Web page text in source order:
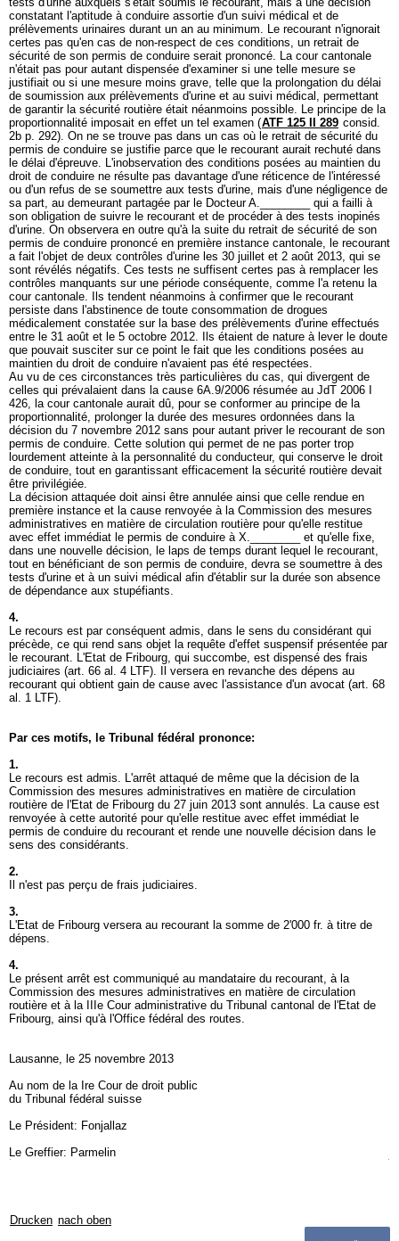
constatant l'aptitude à conduire assortie d'un suivi médical et de
prélèvements urinaires durant un an au minimum. Le recourant n'ignorait
certes pas qu'en cas de non-respect de ces conditions, un retrait de
sécurité de son permis de conduire serait prononcé. La cour cantonale
n'était pas pour autant dispensée d'examiner si une telle mesure se
justifiait ou si une mesure moins grave, telle que la prolongation du délai
de soumission aux prélèvements d'urine et au suivi médical, permettant
de garantir la sécurité routière était néanmoins possible. Le principe de la
proportionnalité imposait en effet un tel examen (ATF 125 II 289 consid.
2b p. 292). On ne se trouve pas dans un cas où le retrait de sécurité du
permis de conduire se justifie parce que le recourant aurait rechuté dans
le délai d'épreuve. L'inobservation des conditions posées au maintien du
droit de conduire ne résulte pas davantage d'une réticence de l'intéressé
ou d'un refus de se soumettre aux tests d'urine, mais d'une négligence de
sa part, au demeurant partagée par le Docteur A.________ qui a failli à
son obligation de suivre le recourant et de procéder à des tests inopinés
d'urine. On observera en outre qu'à la suite du retrait de sécurité de son
permis de conduire prononcé en première instance cantonale, le recourant
a fait l'objet de deux contrôles d'urine les 30 juillet et 2 août 2013, qui se
sont révélés négatifs. Ces tests ne suffisent certes pas à remplacer les
contrôles manquants sur une période conséquente, comme l'a retenu la
cour cantonale. Ils tendent néanmoins à confirmer que le recourant
persiste dans l'abstinence de toute consommation de drogues
médicalement constatée sur la base des prélèvements d'urine effectués
entre le 31 août et le 5 octobre 2012. Ils étaient de nature à lever le doute
que pouvait susciter sur ce point le fait que les conditions posées au
maintien du droit de conduire n'avaient pas été respectées.
Au vu de ces circonstances très particulières du cas, qui divergent de
celles qui prévalaient dans la cause 6A.9/2006 résumée au JdT 2006 I
426, la cour cantonale aurait dû, pour se conformer au principe de la
proportionnalité, prolonger la durée des mesures ordonnées dans la
décision du 7 novembre 2012 sans pour autant priver le recourant de son
permis de conduire. Cette solution qui permet de ne pas porter trop
lourdement atteinte à la personnalité du conducteur, qui conserve le droit
de conduire, tout en garantissant efficacement la sécurité routière devait
être privilégiée.
La décision attaquée doit ainsi être annulée ainsi que celle rendue en
première instance et la cause renvoyée à la Commission des mesures
administratives en matière de circulation routière pour qu'elle restitue
avec effet immédiat le permis de conduire à X.________ et qu'elle fixe,
dans une nouvelle décision, le laps de temps durant lequel le recourant,
tout en bénéficiant de son permis de conduire, devra se soumettre à des
tests d'urine et à un suivi médical afin d'établir sur la durée son absence
de dépendance aux stupéfiants.
4.
Le recours est par conséquent admis, dans le sens du considérant qui
précède, ce qui rend sans objet la requête d'effet suspensif présentée par
le recourant. L'Etat de Fribourg, qui succombe, est dispensé des frais
judiciaires (art. 66 al. 4 LTF). Il versera en revanche des dépens au
recourant qui obtient gain de cause avec l'assistance d'un avocat (art. 68
al. 1 LTF).
Par ces motifs, le Tribunal fédéral prononce:
1.
Le recours est admis. L'arrêt attaqué de même que la décision de la
Commission des mesures administratives en matière de circulation
routière de l'Etat de Fribourg du 27 juin 2013 sont annulés. La cause est
renvoyée à cette autorité pour qu'elle restitue avec effet immédiat le
permis de conduire du recourant et rende une nouvelle décision dans le
sens des considérants.
2.
Il n'est pas perçu de frais judiciaires.
3.
L'Etat de Fribourg versera au recourant la somme de 2'000 fr. à titre de
dépens.
4.
Le présent arrêt est communiqué au mandataire du recourant, à la
Commission des mesures administratives en matière de circulation
routière et à la IIIe Cour administrative du Tribunal cantonal de l'Etat de
Fribourg, ainsi qu'à l'Office fédéral des routes.
Lausanne, le 25 novembre 2013
Au nom de la Ire Cour de droit public
du Tribunal fédéral suisse
Le Président: Fonjallaz
Le Greffier: Parmelin
Drucken nach oben